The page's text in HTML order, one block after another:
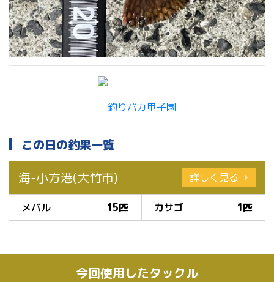
この日の釣果一覧
海-小方港(大竹市) 詳しく見る
メバル 15匹 カサゴ 1匹
今回使用したタックル